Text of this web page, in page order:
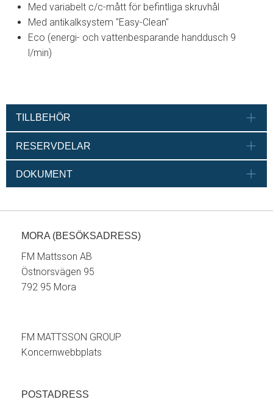
Med variabelt c/c-mått för befintliga skruvhål
Med antikalksystem "Easy-Clean"
Eco (energi- och vattenbesparande handdusch 9
l/min)
TILLBEHÖR
RESERVDELAR
DOKUMENT
MORA (BESÖKSADRESS)
FM Mattsson AB
Östnorsvägen 95
792 95 Mora
FM MATTSSON GROUP
Koncernwebbplats
POSTADRESS